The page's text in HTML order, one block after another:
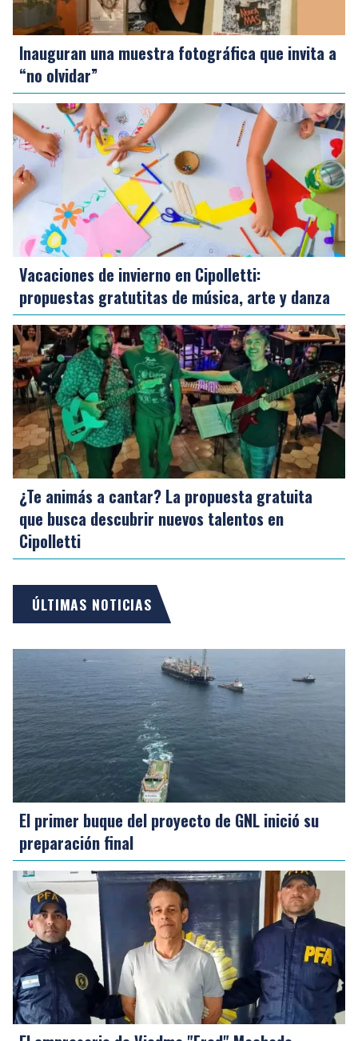
Inauguran una muestra fotográfica que invita a
“no olvidar”
Vacaciones de invierno en Cipolletti:
propuestas gratutitas de música, arte y danza
¿Te animás a cantar? La propuesta gratuita
que busca descubrir nuevos talentos en
Cipolletti
ÚLTIMAS NOTICIAS
El primer buque del proyecto de GNL inició su
preparación final